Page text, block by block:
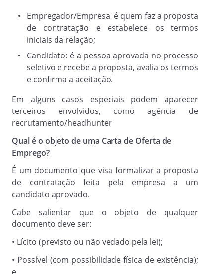
Atenciosamente,
_________________________________
Empregador/Empresa: é quem faz a proposta
de contratação e estabelece os termos
iniciais da relação;
Candidato: é a pessoa aprovada no processo
seletivo e recebe a proposta, avalia os termos
e confirma a aceitação.
Em alguns casos especiais podem aparecer
terceiros envolvidos, como agência de
recrutamento/headhunter
Qual é o objeto de uma Carta de Oferta de
Emprego?
É um documento que visa formalizar a proposta
de contratação feita pela empresa a um
candidato aprovado.
Cabe salientar que o objeto de qualquer
documento deve ser:
• Lícito (previsto ou não vedado pela lei);
• Possível (com possibilidade física de existência);
e